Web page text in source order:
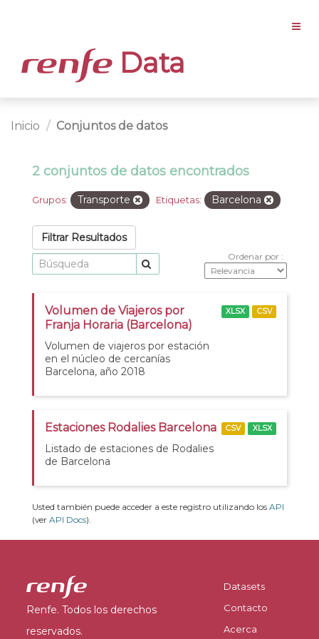
Data
Inicio Conjuntos de datos
2 conjuntos de datos encontrados
Grupos: Transporte Etiquetas: Barcelona
Filtrar Resultados
Ordenar por
Volumen de Viajeros por
Franja Horaria (Barcelona)
Volumen de viajeros por estación
en el núcleo de cercanías
Barcelona, año 2018
XLSX CSV
Estaciones Rodalies Barcelona
Listado de estaciones de Rodalies
de Barcelona
CSV XLSX
Usted también puede acceder a este registro utilizando los API
(ver API Docs).
Renfe. Todos los derechos
reservados.
Datasets
Contacto
Acerca